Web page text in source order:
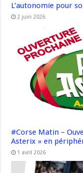
L’autonomie pour
2 juin 2026
#Corse Matin –
Asterix » en
1 avril 2026